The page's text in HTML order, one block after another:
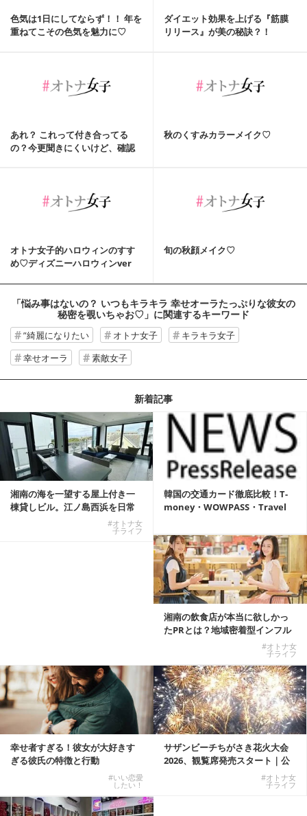
色気は1日にしてならず！！ 年を
重ねてこその色気を魅力に♡
ダイエット効果を上げる『筋膜
リリース』が美の秘訣？！
あれ？ これって付き合ってる
の？今更聞きにくいけど、確認
秋のくすみカラーメイク♡
オトナ女子的ハロウィンのすす
め♡ディズニーハロウィンver
旬の秋顔メイク♡
「悩み事はないの？ いつもキラキラ 幸せオーラたっぷりな彼女の
秘密を覗いちゃお♡」 に関連するキーワード
”綺麗になりたい オトナ女子
キラキラ女子
幸せオーラ
素敵女子
新着記事
湘南の海を一望する屋上付き一
棟貸しビル。江ノ島西浜を日常
#オトナ女
子ライフ
韓国の交通カード徹底比較！T-
money・WOWPASS・Travel
湘南の飲食店が本当に欲しかっ
たPRとは？地域密着型インフル
#オトナ女
子ライフ
幸せ者すぎる！彼女が大好きす
ぎる彼氏の特徴と行動
#いい恋愛
したい！
サザンビーチちがさき花火大会
2026、観覧席発売スタート｜公
#オトナ女
子ライフ